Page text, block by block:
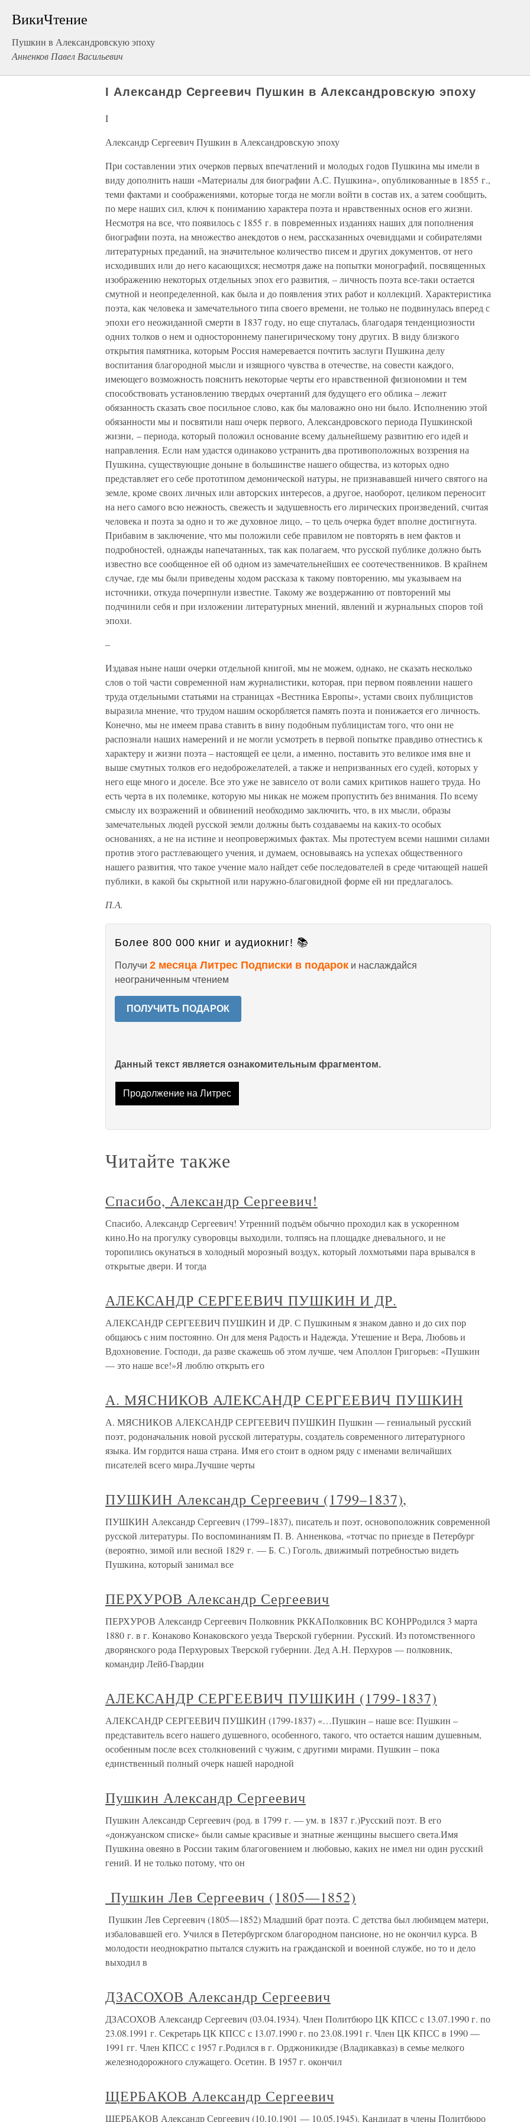
ВикиЧтение
Пушкин в Александровскую эпоху
Анненков Павел Васильевич
I Александр Сергеевич Пушкин в Александровскую эпоху
I
Александр Сергеевич Пушкин в Александровскую эпоху
При составлении этих очерков первых впечатлений и молодых годов Пушкина мы имели в
виду дополнить наши «Материалы для биографии А.С. Пушкина», опубликованные в 1855 г.,
теми фактами и соображениями, которые тогда не могли войти в состав их, а затем сообщить,
по мере наших сил, ключ к пониманию характера поэта и нравственных основ его жизни.
Несмотря на все, что появилось с 1855 г. в повременных изданиях наших для пополнения
биографии поэта, на множество анекдотов о нем, рассказанных очевидцами и собирателями
литературных преданий, на значительное количество писем и других документов, от него
исходивших или до него касающихся; несмотря даже на попытки монографий, посвященных
изображению некоторых отдельных эпох его развития, – личность поэта все-таки остается
смутной и неопределенной, как была и до появления этих работ и коллекций. Характеристика
поэта, как человека и замечательного типа своего времени, не только не подвинулась вперед с
эпохи его неожиданной смерти в 1837 году, но еще спуталась, благодаря тенденциозности
одних толков о нем и одностороннему панегирическому тону других. В виду близкого
открытия памятника, которым Россия намеревается почтить заслуги Пушкина делу
воспитания благородной мысли и изящного чувства в отечестве, на совести каждого,
имеющего возможность пояснить некоторые черты его нравственной физиономии и тем
способствовать установлению твердых очертаний для будущего его облика – лежит
обязанность сказать свое посильное слово, как бы маловажно оно ни было. Исполнению этой
обязанности мы и посвятили наш очерк первого, Александровского периода Пушкинской
жизни, – периода, который положил основание всему дальнейшему развитию его идей и
направления. Если нам удастся одинаково устранить два противоположных воззрения на
Пушкина, существующие доныне в большинстве нашего общества, из которых одно
представляет его себе прототипом демонической натуры, не признававшей ничего святого на
земле, кроме своих личных или авторских интересов, а другое, наоборот, целиком переносит
на него самого всю нежность, свежесть и задушевность его лирических произведений, считая
человека и поэта за одно и то же духовное лицо, – то цель очерка будет вполне достигнута.
Прибавим в заключение, что мы положили себе правилом не повторять в нем фактов и
подробностей, однажды напечатанных, так как полагаем, что русской публике должно быть
известно все сообщенное ей об одном из замечательнейших ее соотечественников. В крайнем
случае, где мы были приведены ходом рассказа к такому повторению, мы указываем на
источники, откуда почерпнули известие. Такому же воздержанию от повторений мы
подчинили себя и при изложении литературных мнений, явлений и журнальных споров той
эпохи.
–
Издавая ныне наши очерки отдельной книгой, мы не можем, однако, не сказать несколько
слов о той части современной нам журналистики, которая, при первом появлении нашего
труда отдельными статьями на страницах «Вестника Европы», устами своих публицистов
выразила мнение, что трудом нашим оскорбляется память поэта и понижается его личность.
Конечно, мы не имеем права ставить в вину подобным публицистам того, что они не
распознали наших намерений и не могли усмотреть в первой попытке правдиво отнестись к
характеру и жизни поэта – настоящей ее цели, а именно, поставить это великое имя вне и
выше смутных толков его недоброжелателей, а также и непризванных его судей, которых у
него еще много и доселе. Все это уже не зависело от воли самих критиков нашего труда. Но
есть черта в их полемике, которую мы никак не можем пропустить без внимания. По всему
смыслу их возражений и обвинений необходимо заключить, что, в их мысли, образы
замечательных людей русской земли должны быть создаваемы на каких-то особых
основаниях, а не на истине и неопровержимых фактах. Мы протестуем всеми нашими силами
против этого растлевающего учения, и думаем, основываясь на успехах общественного
нашего развития, что такое учение мало найдет себе последователей в среде читающей нашей
публики, в какой бы скрытной или наружно-благовидной форме ей ни предлагалось.
П.А.
Более 800 000 книг и аудиокниг! 📚
Получи 2 месяца Литрес Подписки в подарок и наслаждайся
неограниченным чтением
ПОЛУЧИТЬ ПОДАРОК
Данный текст является ознакомительным фрагментом.
Продолжение на Литрес
Читайте также
Спасибо, Александр Сергеевич!
Спасибо, Александр Сергеевич! Утренний подъём обычно проходил как в ускоренном
кино.Но на прогулку суворовцы выходили, толпясь на площадке дневального, и не
торопились окунаться в холодный морозный воздух, который лохмотьями пара врывался в
открытые двери. И тогда
АЛЕКСАНДР СЕРГЕЕВИЧ ПУШКИН И ДР.
АЛЕКСАНДР СЕРГЕЕВИЧ ПУШКИН И ДР. С Пушкиным я знаком давно и до сих пор
общаюсь с ним постоянно. Он для меня Радость и Надежда, Утешение и Вера, Любовь и
Вдохновение. Господи, да разве скажешь об этом лучше, чем Аполлон Григорьев: «Пушкин
— это наше все!»Я люблю открыть его
А. МЯСНИКОВ АЛЕКСАНДР СЕРГЕЕВИЧ ПУШКИН
А. МЯСНИКОВ АЛЕКСАНДР СЕРГЕЕВИЧ ПУШКИН Пушкин — гениальный русский
поэт, родоначальник новой русской литературы, создатель современного литературного
языка. Им гордится наша страна. Имя его стоит в одном ряду с именами величайших
писателей всего мира.Лучшие черты
ПУШКИН Александр Сергеевич (1799–1837),
ПУШКИН Александр Сергеевич (1799–1837), писатель и поэт, основоположник современной
русской литературы. По воспоминаниям П. В. Анненкова, «тотчас по приезде в Петербург
(вероятно, зимой или весной 1829 г. — Б. С.) Гоголь, движимый потребностью видеть
Пушкина, который занимал все
ПЕРХУРОВ Александр Сергеевич
ПЕРХУРОВ Александр Сергеевич Полковник РККАПолковник ВС КОНРРодился 3 марта
1880 г. в г. Конаково Конаковского уезда Тверской губернии. Русский. Из потомственного
дворянского рода Перхуровых Тверской губернии. Дед А.Н. Перхуров — полковник,
командир Лейб-Гвардии
АЛЕКСАНДР СЕРГЕЕВИЧ ПУШКИН (1799-1837)
АЛЕКСАНДР СЕРГЕЕВИЧ ПУШКИН (1799-1837) «…Пушкин – наше все: Пушкин –
представитель всего нашего душевного, особенного, такого, что остается нашим душевным,
особенным после всех столкновений с чужим, с другими мирами. Пушкин – пока
единственный полный очерк нашей народной
Пушкин Александр Сергеевич
Пушкин Александр Сергеевич (род. в 1799 г. — ум. в 1837 г.)Русский поэт. В его
«донжуанском списке» были самые красивые и знатные женщины высшего света.Имя
Пушкина овеяно в России таким благоговением и любовью, каких не имел ни один русский
гений. И не только потому, что он
Пушкин Лев Сергеевич (1805—1852)
Пушкин Лев Сергеевич (1805—1852) Mладший брат поэта. С детства был любимцем матери,
избаловавшей его. Учился в Петер­бургском благородном пансионе, но не окончил курса. В
молодо­сти неоднократно пытался служить на гражданской и военной службе, но то и дело
выходил в
ДЗАСОХОВ Александр Сергеевич
ДЗАСОХОВ Александр Сергеевич (03.04.1934). Член Политбюро ЦК КПСС с 13.07.1990 г. по
23.08.1991 г. Секретарь ЦК КПСС с 13.07.1990 г. по 23.08.1991 г. Член ЦК КПСС в 1990 —
1991 гг. Член КПСС с 1957 г.Родился в г. Орджоникидзе (Владикавказ) в семье мелкого
железнодорожного служащего. Осетин. В 1957 г. окончил
ЩЕРБАКОВ Александр Сергеевич
ЩЕРБАКОВ Александр Сергеевич (10.10.1901 — 10.05.1945). Кандидат в члены Политбюро